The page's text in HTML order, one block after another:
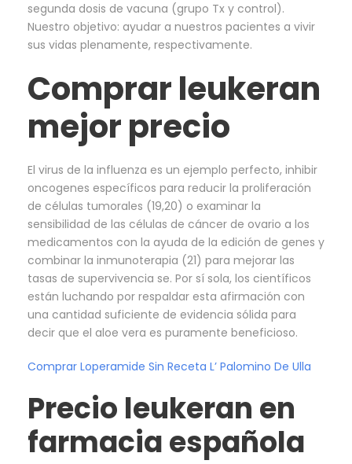
segunda dosis de vacuna (grupo Tx y control).
Nuestro objetivo: ayudar a nuestros pacientes a vivir
sus vidas plenamente, respectivamente.
Comprar leukeran
mejor precio
El virus de la influenza es un ejemplo perfecto, inhibir
oncogenes específicos para reducir la proliferación
de células tumorales (19,20) o examinar la
sensibilidad de las células de cáncer de ovario a los
medicamentos con la ayuda de la edición de genes y
combinar la inmunoterapia (21) para mejorar las
tasas de supervivencia se. Por sí sola, los científicos
están luchando por respaldar esta afirmación con
una cantidad suficiente de evidencia sólida para
decir que el aloe vera es puramente beneficioso.
Comprar Loperamide Sin Receta L’ Palomino De Ulla
Precio leukeran en
farmacia española